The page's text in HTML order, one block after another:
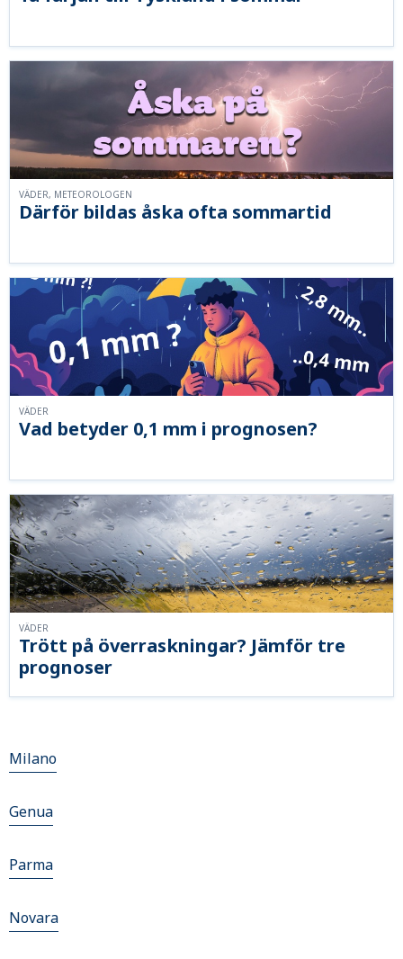
Därför bildas åska ofta sommartid
VÄDER, METEOROLOGEN
Vad betyder 0,1 mm i prognosen?
VÄDER
Trött på överraskningar? Jämför tre
prognoser
VÄDER
Milano
Genua
Parma
Novara